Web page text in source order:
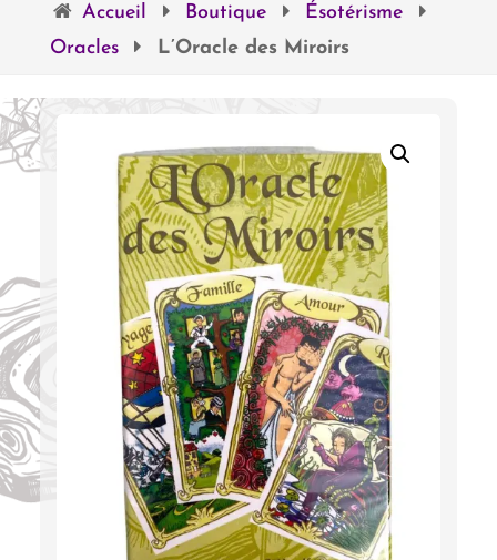
Accueil Boutique
Ésotérisme
Oracles
L’Oracle des Miroirs